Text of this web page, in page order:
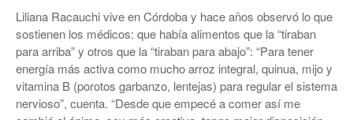
Liliana Racauchi vive en Córdoba y hace años observó lo que
sostienen los médicos: que había alimentos que la “tiraban
para arriba” y otros que la “tiraban para abajo”: “Para tener
energía más activa como mucho arroz integral, quinua, mijo y
vitamina B (porotos garbanzo, lentejas) para regular el sistema
nervioso”, cuenta. “Desde que empecé a comer así me